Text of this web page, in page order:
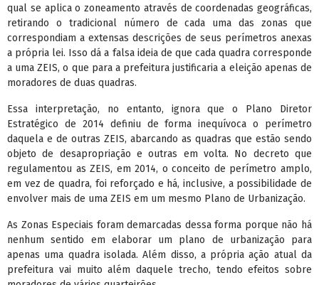
qual se aplica o zoneamento através de coordenadas geográficas,
retirando o tradicional número de cada uma das zonas que
correspondiam a extensas descrições de seus perímetros anexas
a própria lei. Isso dá a falsa ideia de que cada quadra corresponde
a uma ZEIS, o que para a prefeitura justificaria a eleição apenas de
moradores de duas quadras.
Essa interpretação, no entanto, ignora que o Plano Diretor
Estratégico de 2014 definiu de forma inequívoca o perímetro
daquela e de outras ZEIS, abarcando as quadras que estão sendo
objeto de desapropriação e outras em volta. No decreto que
regulamentou as ZEIS, em 2014, o conceito de perímetro amplo,
em vez de quadra, foi reforçado e há, inclusive, a possibilidade de
envolver mais de uma ZEIS em um mesmo Plano de Urbanização.
As Zonas Especiais foram demarcadas dessa forma porque não há
nenhum sentido em elaborar um plano de urbanização para
apenas uma quadra isolada. Além disso, a própria ação atual da
prefeitura vai muito além daquele trecho, tendo efeitos sobre